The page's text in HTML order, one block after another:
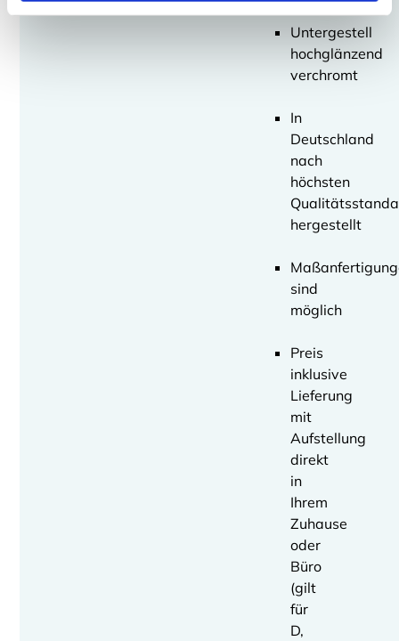
Untergestell
hochglänzend
verchromt
In
Deutschland
nach
höchsten
hergestellt
sind
möglich
Preis
inklusive
Lieferung
mit
Aufstellung
direkt
in
Ihrem
Zuhause
oder
Büro
(gilt
für
D,